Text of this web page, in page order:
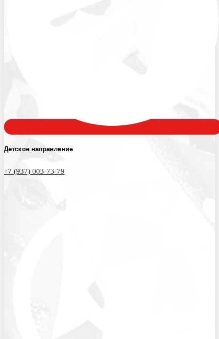
Детское направление
+7 (937) 003-73-79